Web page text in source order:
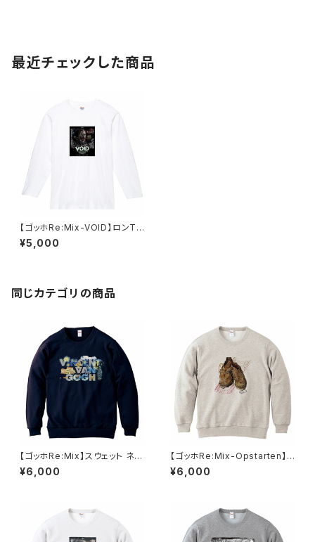
最近チェックした商品
【ゴッホRe:Mix-VOID】ロンT
ホワイト ユニセックス
¥5,000
同じカテゴリの商品
【ゴッホRe:Mix】スウェット ネイ
ビー ユニセックス
¥6,000
【ゴッホRe:Mix-Opstarten】ス
ウェット オートミール ユニセック
ス
¥6,000